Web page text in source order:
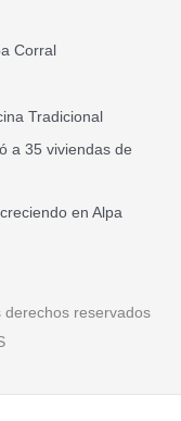
Corral
Tradicional
a 35 viviendas de
en Alpa
derechos reservados